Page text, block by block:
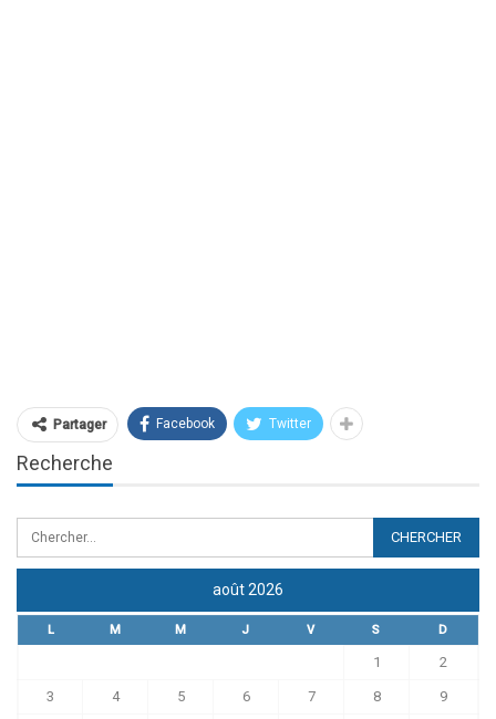
Partager Facebook Twitter
Recherche
août 2026
L M M J V S D
1 2
3 4 5 6 7 8 9